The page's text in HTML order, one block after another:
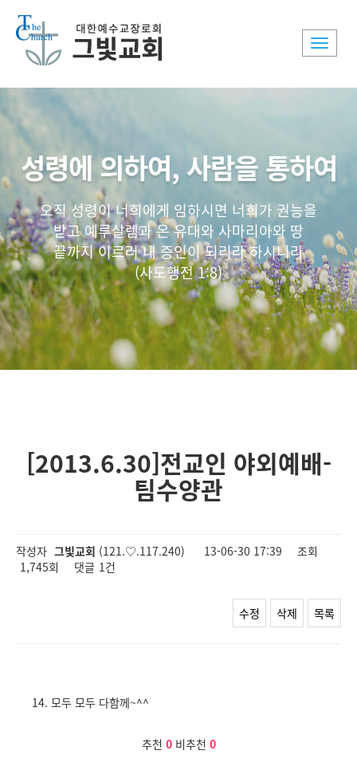
Toggle
성령에 의하여, 사람을 통하여
오직 성령이 너희에게 임하시면 너희가 권능을
받고 예루살렘과 온 유대와 사마리아와 땅
끝까지 이르러 내 증인이 되리라 하시니라
(사도행전 1:8)
[2013.6.30]전교인 야외예배-
팀수양관
작성자 그빛교회 (121.♡.117.240) 13-06-30 17:39
조회
1,745회
댓글 1건
수정 삭제 목록
14. 모두 모두 다함께~^^
추천 0 비추천 0